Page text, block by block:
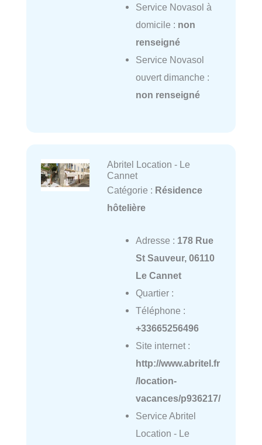
Service Novasol à
domicile : non
renseigné
Service Novasol
ouvert dimanche :
non renseigné
Abritel Location - Le
Cannet
Catégorie : Résidence
hôtelière
Adresse : 178 Rue
St Sauveur, 06110
Le Cannet
Quartier :
Téléphone :
+33665256496
Site internet :
http://www.abritel.fr
/location-
vacances/p936217/
Service Abritel
Location - Le